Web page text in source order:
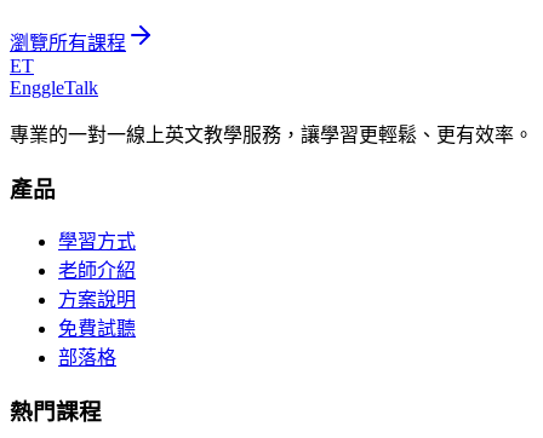
瀏覽所有課程
ET
EnggleTalk
專業的一對一線上英文教學服務，讓學習更輕鬆、更有效率。
產品
學習方式
老師介紹
方案說明
免費試聽
部落格
熱門課程